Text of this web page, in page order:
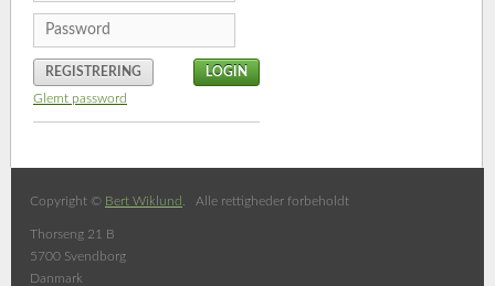
REGISTRERING
Glemt password
Copyright © Bert Wiklund . Alle rettigheder forbeholdt
Thorseng 21 B
5700 Svendborg
Danmark